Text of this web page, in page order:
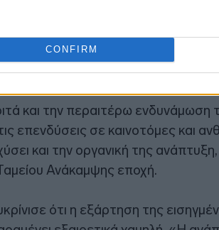
CONFIRM
το Ταμείο Ανάκαμψης
και την περαιτέρω ενδυνάμωση
επενδύσεις σε καινοτόμες και
και την οργανική της
Ανάκαμψης εποχή.
ότι η εξάρτηση της